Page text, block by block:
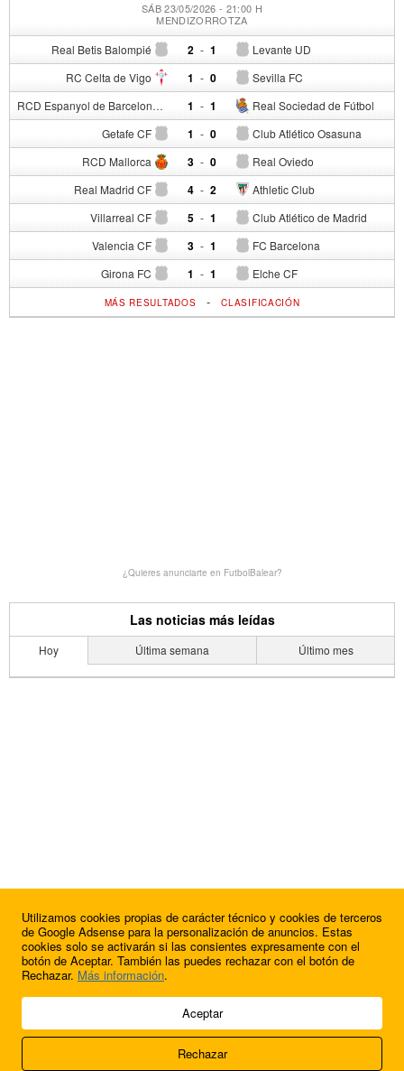
SÁB 23/05/2026 - 21:00 H
MENDIZORROTZA
Real Betis Balompié 2 - Levante UD
1
RC Celta de Vigo 1 - Sevilla FC
0
RCD Espanyol de Barcelona 1 - Real Sociedad de Fútbol
1
Getafe CF 1 - Club Atlético Osasuna
0
RCD Mallorca 3 - Real Oviedo
0
Real Madrid CF 4 - Athletic Club
2
Villarreal CF 5 - Club Atlético de Madrid
1
Valencia CF 3 - FC Barcelona
1
Girona FC 1 - Elche CF
1
MÁS RESULTADOS -CLASIFICACIÓN
¿Quieres anunciarte en FutbolBalear?
Las noticias más leídas
Hoy Última semana Último mes
© 2009 - 2026 Soluciones Corporativas IP, SL.
Acerca de nosotros
Utilizamos cookies propias de carácter técnico y cookies de terceros
de Google Adsense para la personalización de anuncios. Estas
cookies solo se activarán si las consientes expresamente con el
botón de Aceptar. También las puedes rechazar con el botón de
Rechazar. Más información.
Aceptar
Rechazar